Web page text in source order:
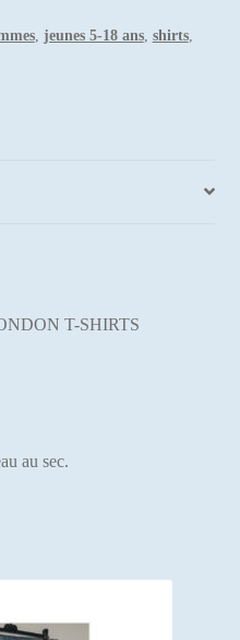
, jeunes 5-18 ans, shirts,
T-SHIRTS
au sec.